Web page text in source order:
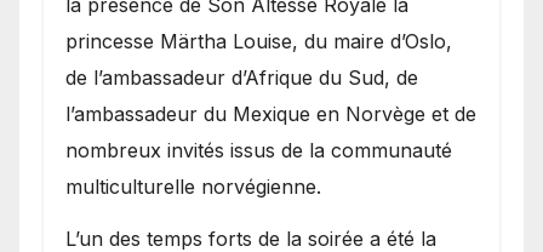
princesse Märtha Louise, du maire d’Oslo,
de l’ambassadeur d’Afrique du Sud, de
l’ambassadeur du Mexique en Norvège et de
nombreux invités issus de la communauté
multiculturelle norvégienne.
​L’un des temps forts de la soirée a été la